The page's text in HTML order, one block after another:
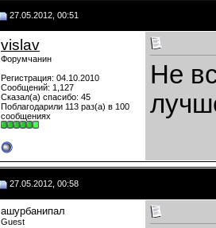
27.05.2012, 00:51
vislav
Форумчанин
Регистрация: 04.10.2010
Сообщений: 1,127
Сказал(а) спасибо: 45
Поблагодарили 113 раз(а) в 100
сообщениях
Не
27.05.2012, 00:58
ашурбанипал
Guest